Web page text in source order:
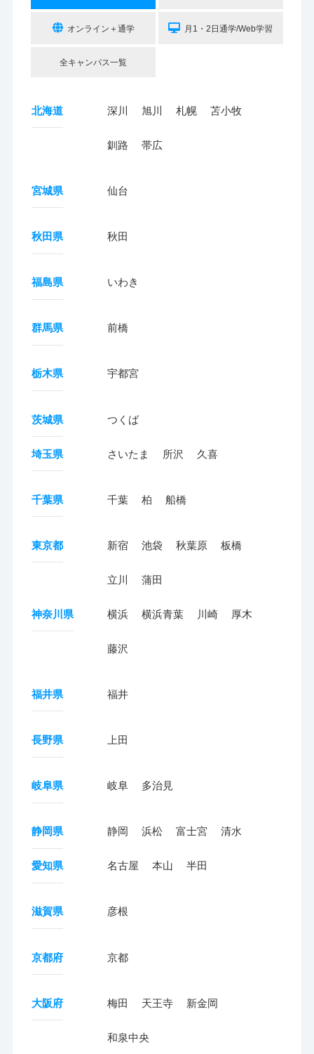
オンライン＋通学 月1・2日通学/Web学習
全キャンパス一覧
北海道 深川 旭川 札幌 苫小牧
釧路 帯広
宮城県 仙台
秋田県 秋田
福島県 いわき
群馬県 前橋
栃木県 宇都宮
茨城県 つくば
埼玉県 さいたま 所沢 久喜
千葉県 千葉 柏 船橋
東京都 新宿 池袋 秋葉原 板橋
立川 蒲田
神奈川県 横浜 横浜青葉 川崎 厚木
藤沢
福井県 福井
長野県 上田
岐阜県 岐阜 多治見
静岡県 静岡 浜松 富士宮 清水
愛知県 名古屋 本山 半田
滋賀県 彦根
京都府 京都
大阪府 梅田 天王寺 新金岡
和泉中央